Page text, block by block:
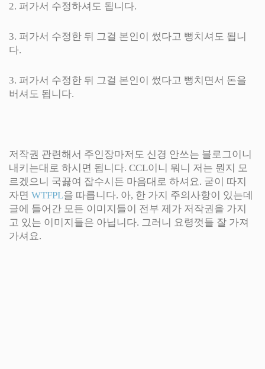
2. 퍼가서 수정하셔도 됩니다.
3. 퍼가서 수정한 뒤 그걸 본인이 썼다고 뻥치셔도 됩니
다.
3. 퍼가서 수정한 뒤 그걸 본인이 썼다고 뻥치면서 돈을
버셔도 됩니다.
저작권 관련해서 주인장마저도 신경 안쓰는 블로그이니
내키는대로 하시면 됩니다. CCL이니 뭐니 저는 뭔지 모
르겠으니 국끓여 잡수시든 마음대로 하셔요. 굳이 따지
자면 WTFPL을 따릅니다. 아, 한 가지 주의사항이 있는데
글에 들어간 모든 이미지들이 전부 제가 저작권을 가지
고 있는 이미지들은 아닙니다. 그러니 요령껏들 잘 가져
가셔요.